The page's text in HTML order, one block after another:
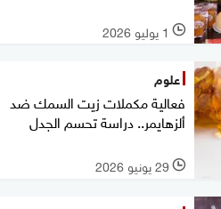
l 1 يوليو 2026
علوم
فعالية مكملات زيت السمك ضد
ألزهايمر.. دراسة تحسم الجدل
l 29 يونيو 2026